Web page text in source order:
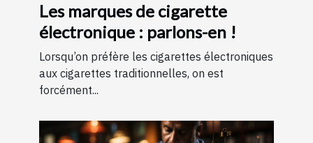
Les marques de cigarette
électronique : parlons-en !
Lorsqu’on préfère les cigarettes électroniques
aux cigarettes traditionnelles, on est
forcément...